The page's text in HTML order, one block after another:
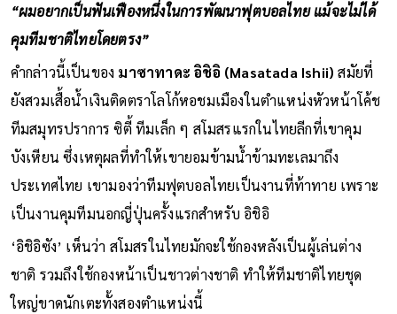
“ผมอยากเป็นฟันเฟืองหนึ่งในการพัฒนาฟุตบอลไทย แม้จะไม่ได้
คุมทีมชาติไทยโดยตรง”
คำกล่าวนี้เป็นของ มาซาทาดะ อิชิอิ (Masatada Ishii) สมัยที่
ยังสวมเสื้อน้ำเงินติดตราโลโก้หอชมเมืองในตำแหน่งหัวหน้าโค้ช
ทีมสมุทรปราการ ซิตี้ ทีมเล็ก ๆ สโมสรแรกในไทยลีกที่เขาคุม
บังเหียน ซึ่งเหตุผลที่ทำให้เขายอมข้ามน้ำข้ามทะเลมาถึง
ประเทศไทย เขามองว่าทีมฟุตบอลไทยเป็นงานที่ท้าทาย เพราะ
เป็นงานคุมทีมนอกญี่ปุ่นครั้งแรกสำหรับ อิชิอิ
‘อิชิอิซัง’ เห็นว่า สโมสรในไทยมักจะใช้กองหลังเป็นผู้เล่นต่าง
ชาติ รวมถึงใช้กองหน้าเป็นชาวต่างชาติ ทำให้ทีมชาติไทยชุด
ใหญ่ขาดนักเตะทั้งสองตำแหน่งนี้